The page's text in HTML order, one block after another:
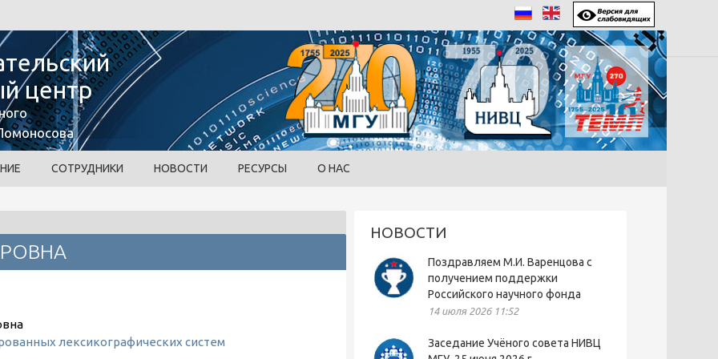
центр
СОТРУДНИКИ НОВОСТИ РЕСУРСЫ О НАС
лексикографических систем
НОВОСТИ
Поздравляем М.И. Варенцова с
получением поддержки
Российского научного фонда
14 июля 2026 11:52
Заседание Учёного совета НИВЦ